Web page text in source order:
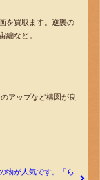
を買取ます。逆襲の
編など。
アップなど構図が良
物が人気です。「ら